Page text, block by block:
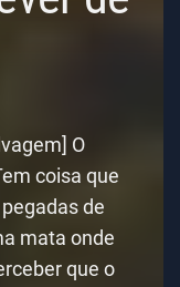
O
coisa que
de
mata onde
que o